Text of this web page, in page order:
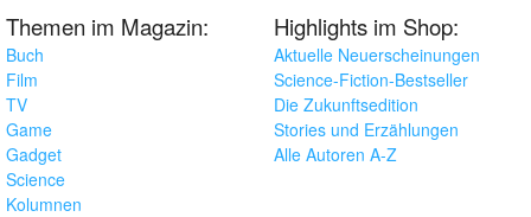
Themen im Magazin:
Buch
Film
TV
Game
Gadget
Science
Kolumnen
Highlights im Shop:
Aktuelle Neuerscheinungen
Science-Fiction-Bestseller
Die Zukunftsedition
Stories und Erzählungen
Alle Autoren A-Z